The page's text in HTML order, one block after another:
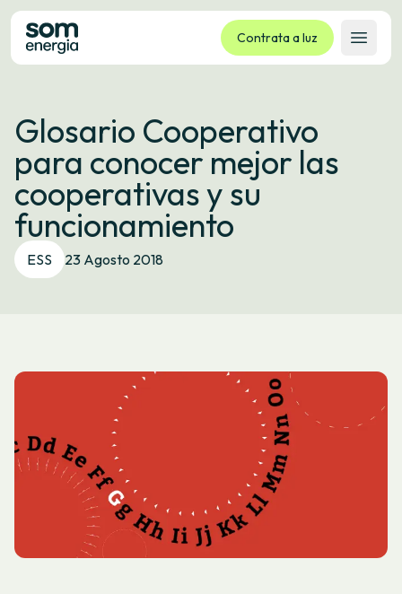
Contrata a luz
Abrir
Tarifas
Servizos
Empresas
La cooperativa
Contacto
Trámites
Glosario Cooperativo
para conocer mejor las
cooperativas y su
funcionamiento
ESS 23 Agosto 2018